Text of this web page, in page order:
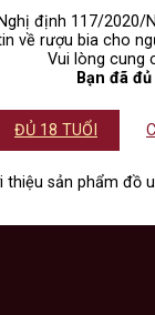
định 117/2020/
về rượu bia cho
Vui lòng cung
Bạn đã
ĐỦ 18 TUỔI
thiệu sản phẩm đồ